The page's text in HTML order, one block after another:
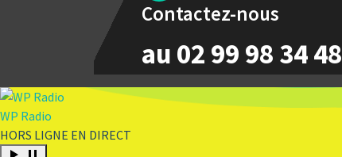
Contactez-nous
au 02 99 98 34 48
WP Radio
HORS LIGNE EN DIRECT